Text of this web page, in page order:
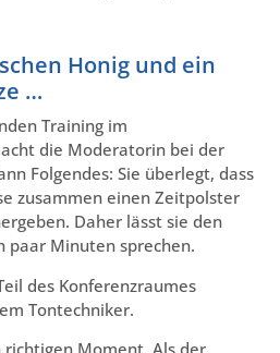
Honig und ein
…
Training im
die Moderatorin bei der
Folgendes: Sie überlegt, dass
zusammen einen Zeitpolster
Daher lässt sie den
paar Minuten sprechen.
des Konferenzraumes
Tontechniker.
Moment. Als der